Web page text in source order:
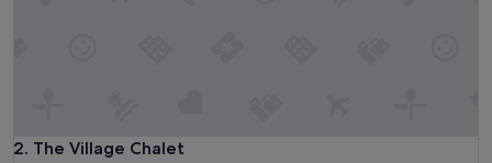
2. The Village Chalet
The Village Chalet